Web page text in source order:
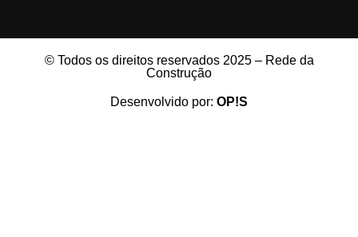
© Todos os direitos reservados 2025 – Rede da
Construção
Desenvolvido por: OP!S